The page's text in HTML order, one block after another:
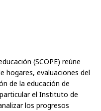
(SCOPE) reúne
hogares, evaluaciones del
de la educación de
el Instituto de
los progresos